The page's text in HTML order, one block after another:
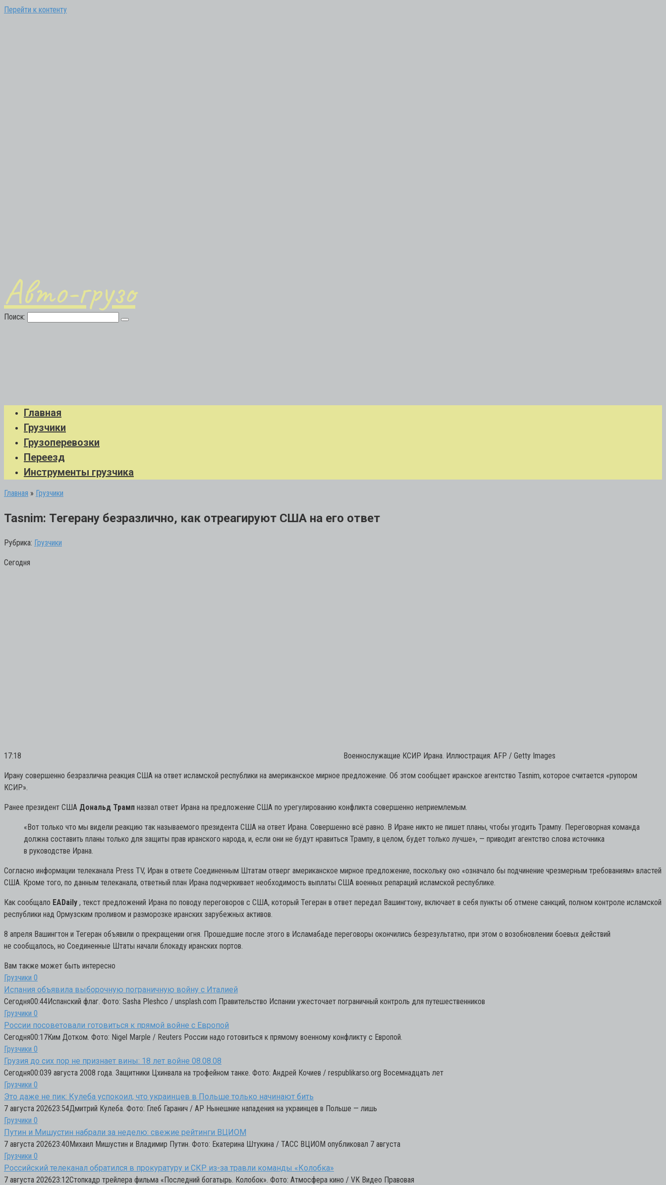
Перейти к контенту
Авто-грузо
Поиск:
Главная
Грузчики
Грузоперевозки
Переезд
Инструменты грузчика
Главная » Грузчики
Tasnim: Тегерану безразлично, как отреагируют США на его ответ
Рубрика: Грузчики
Сегодня
17:18 Военнослужащие КСИР Ирана. Иллюстрация: AFP / Getty Images
Ирану совершенно безразлична реакция США на ответ исламской республики на американское мирное предложение. Об этом сообщает иранское агентство Tasnim, которое считается «рупором
КСИР».
Ранее президент США Дональд Трамп назвал ответ Ирана на предложение США по урегулированию конфликта совершенно неприемлемым.
«Вот только что мы видели реакцию так называемого президента США на ответ Ирана. Совершенно всё равно. В Иране никто не пишет планы, чтобы угодить Трампу. Переговорная команда
должна составить планы только для защиты прав иранского народа, и, если они не будут нравиться Трампу, в целом, будет только лучше», — приводит агентство слова источника
в руководстве Ирана.
Согласно информации телеканала Press TV, Иран в ответе Соединенным Штатам отверг американское мирное предложение, поскольку оно «означало бы подчинение чрезмерным требованиям» властей
США. Кроме того, по данным телеканала, ответный план Ирана подчеркивает необходимость выплаты США военных репараций исламской республике.
Как сообщало EADaily , текст предложений Ирана по поводу переговоров с США, который Тегеран в ответ передал Вашингтону, включает в себя пункты об отмене санкций, полном контроле исламской
республики над Ормузским проливом и разморозке иранских зарубежных активов.
8 апреля Вашингтон и Тегеран объявили о прекращении огня. Прошедшие после этого в Исламабаде переговоры окончились безрезультатно, при этом о возобновлении боевых действий
не сообщалось, но Соединенные Штаты начали блокаду иранских портов.
Вам также может быть интересно
Грузчики 0
Испания объявила выборочную пограничную войну с Италией
Сегодня00:44Испанский флаг. Фото: Sasha Pleshco / unsplash.com Правительство Испании ужесточает пограничный контроль для путешественников
Грузчики 0
России посоветовали готовиться к прямой войне с Европой
Сегодня00:17Ким Дотком. Фото: Nigel Marple / Reuters России надо готовиться к прямому военному конфликту с Европой.
Грузчики 0
Грузия до сих пор не признает вины: 18 лет войне 08.08.08
Сегодня00:039 августа 2008 года. Защитники Цхинвала на трофейном танке. Фото: Андрей Кочиев / respublikarso.org Восемнадцать лет
Грузчики 0
Это даже не пик: Кулеба успокоил, что украинцев в Польше только начинают бить
7 августа 202623:54Дмитрий Кулеба. Фото: Глеб Гаранич / AP Нынешние нападения на украинцев в Польше — лишь
Грузчики 0
Путин и Мишустин набрали за неделю: свежие рейтинги ВЦИОМ
7 августа 202623:40Михаил Мишустин и Владимир Путин. Фото: Екатерина Штукина / ТАСС ВЦИОМ опубликовал 7 августа
Грузчики 0
Российский телеканал обратился в прокуратуру и СКР из-за травли команды «Колобка»
7 августа 202623:12Стопкадр трейлера фильма «Последний богатырь. Колобок». Фото: Атмосфера кино / VK Видео Правовая